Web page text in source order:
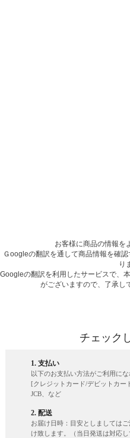
お客様に商品の情報を
Ｇoogleの翻訳を通して商品情報を確
り
Googleの翻訳を利用したサービスで、
がございますので、了承し
チェック
1. 支払い
以下のお支払い方法がご利用にな
[クレジットカード/デビットカー
JCB、など
2. 配送
お届け日時：目安としましては
け致します。（当日発送は対応し